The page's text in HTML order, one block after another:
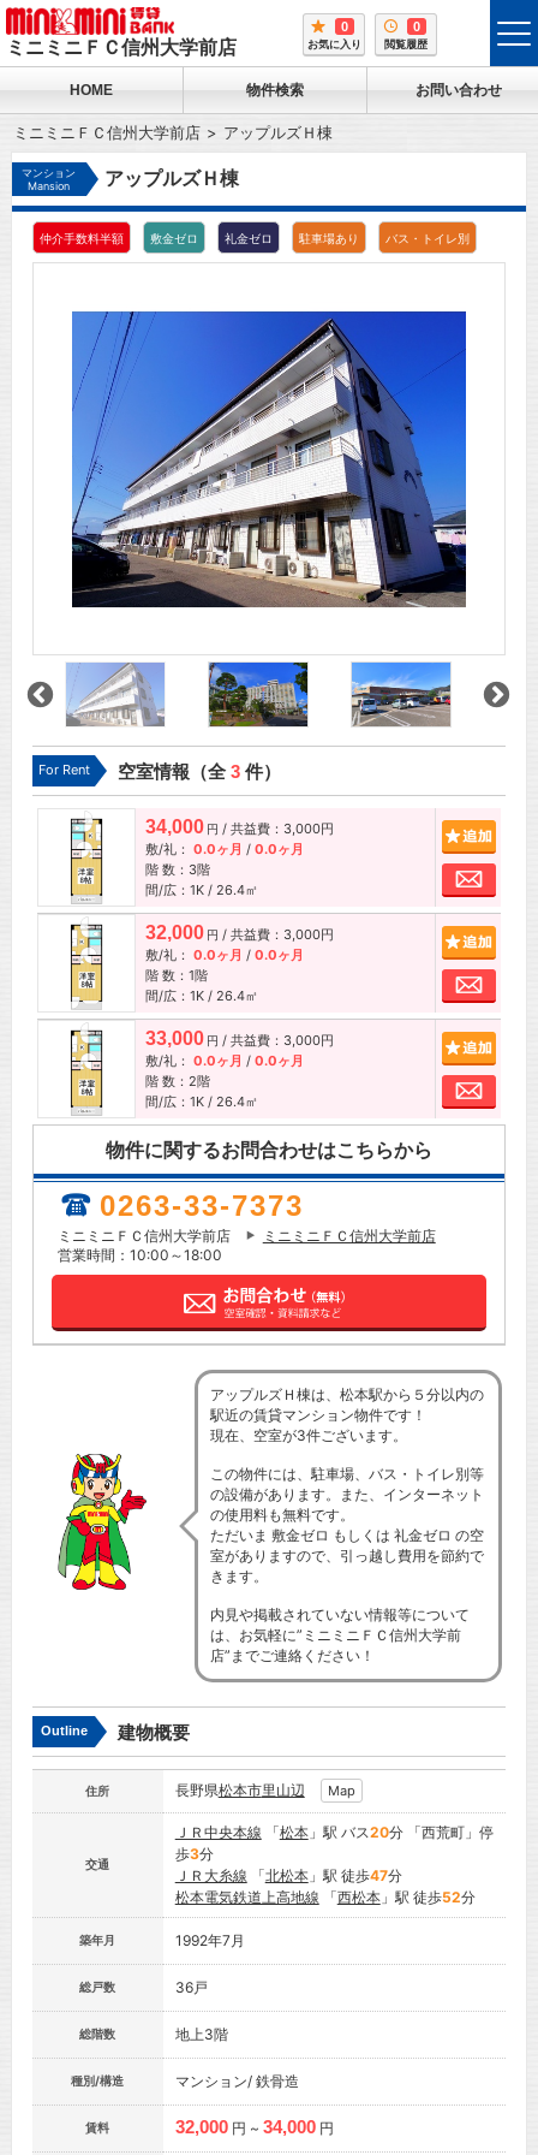
ミニミニＦＣ信州大学前店
0
お気に入り
0
閲覧履歴
HOME 物件検索 お問い合わせ
ミニミニＦＣ信州大学前店 アップルズＨ棟
マンション
Mansion
アップルズＨ棟
仲介手数料半額 敷金ゼロ 礼金ゼロ 駐車場あり バス・トイレ別
For Rent 空室情報（全3件）
34,000 円 / 共益費：3,000円
敷/礼： 0.0ヶ月 / 0.0ヶ月
階 数：3階
間/広：1K / 26.4㎡
お問
32,000 円 / 共益費：3,000円
敷/礼： 0.0ヶ月 / 0.0ヶ月
階 数：1階
間/広：1K / 26.4㎡
お問
33,000 円 / 共益費：3,000円
敷/礼： 0.0ヶ月 / 0.0ヶ月
階 数：2階
間/広：1K / 26.4㎡
お問
物件に関するお問合わせはこちらから
0263-33-7373
ミニミニＦＣ信州大学前店
ミニミニＦＣ信州大学前店
営業時間：10:00～18:00
アップルズＨ棟は、松本駅から５分以内の
駅近の賃貸マンション物件です！
現在、空室が3件ございます。
この物件には、駐車場、バス・トイレ別等
の設備があります。また、インターネット
の使用料も無料です。
ただいま 敷金ゼロ もしくは 礼金ゼロ の空
室がありますので、引っ越し費用を節約で
きます。
内見や掲載されていない情報等について
は、お気軽に”ミニミニＦＣ信州大学前
店”までご連絡ください！
Outline 建物概要
住所 長野県松本市里山辺 Map
交通
ＪＲ中央本線 「松本」駅 バス20分 「西荒町」停
歩3分
ＪＲ大糸線 「北松本」駅 徒歩47分
松本電気鉄道上高地線 「西松本」駅 徒歩52分
築年月 1992年7月
総戸数 36戸
総階数 地上3階
種別/構造 マンション/ 鉄骨造
賃料 32,000 円 ~ 34,000 円